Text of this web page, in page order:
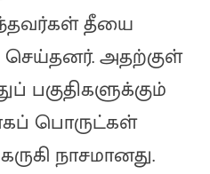
தீயை
அதற்குள்
பகுதிகளுக்கும்
பொருட்கள்
நாசமானது.